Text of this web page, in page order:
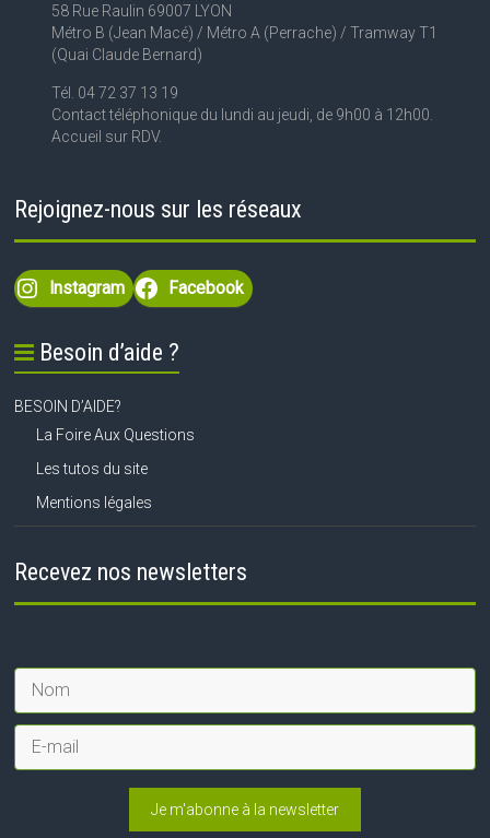
58 Rue Raulin 69007 LYON
Métro B (Jean Macé) / Métro A (Perrache) / Tramway T1
(Quai Claude Bernard)
Tél. 04 72 37 13 19
Contact téléphonique du lundi au jeudi, de 9h00 à 12h00.
Accueil sur RDV.
Rejoignez-nous sur les réseaux
Instagram Facebook
Besoin d’aide ?
BESOIN D’AIDE?
La Foire Aux Questions
Les tutos du site
Mentions légales
Recevez nos newsletters
Je m'abonne à la newsletter